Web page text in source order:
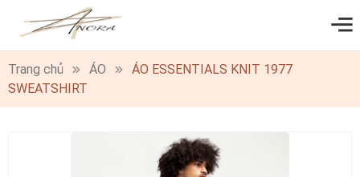
0
Trang chủ ÁO
ÁO ESSENTIALS KNIT 1977
SWEATSHIRT